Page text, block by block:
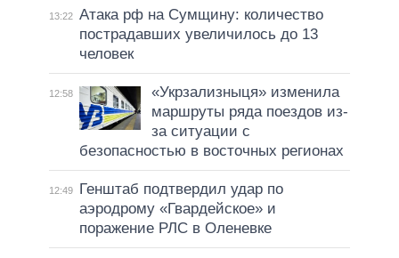
13:22 Атака рф на Сумщину: количество
пострадавших увеличилось до 13
человек
12:58
«Укрзализныця» изменила
маршруты ряда поездов из-
за ситуации с
безопасностью в восточных регионах
12:49
Генштаб подтвердил удар по
аэродрому «Гвардейское» и
поражение РЛС в Оленевке